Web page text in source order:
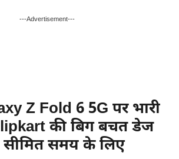
---Advertisement---
Z Fold 6 5G पर भारी
की बिग बचत डेज
समय के लिए